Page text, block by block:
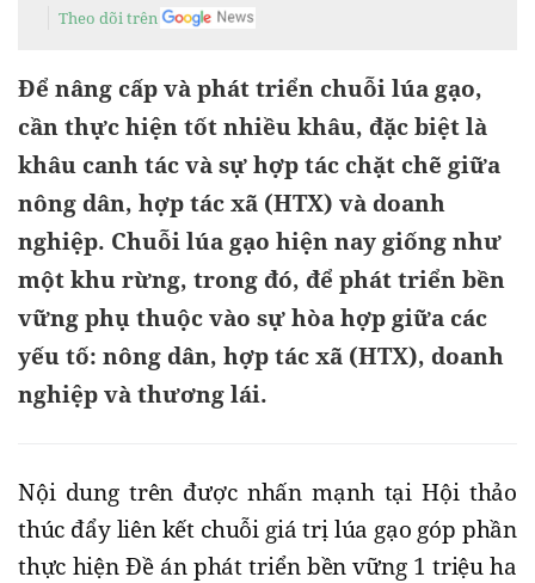
Theo dõi trên
Để nâng cấp và phát triển chuỗi lúa gạo,
cần thực hiện tốt nhiều khâu, đặc biệt là
khâu canh tác và sự hợp tác chặt chẽ giữa
nông dân, hợp tác xã (HTX) và doanh
nghiệp. Chuỗi lúa gạo hiện nay giống như
một khu rừng, trong đó, để phát triển bền
vững phụ thuộc vào sự hòa hợp giữa các
yếu tố: nông dân, hợp tác xã (HTX), doanh
nghiệp và thương lái.
Nội dung trên được nhấn mạnh tại Hội thảo
thúc đẩy liên kết chuỗi giá trị lúa gạo góp phần
thực hiện Đề án phát triển bền vững 1 triệu ha